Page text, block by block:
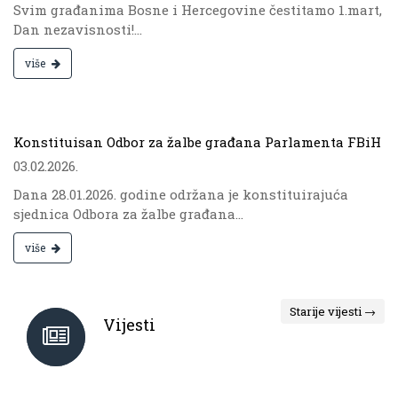
Svim građanima Bosne i Hercegovine čestitamo 1.mart,
Dan nezavisnosti!...
više
Konstituisan Odbor za žalbe građana Parlamenta FBiH
03.02.2026.
Dana 28.01.2026. godine održana je konstituirajuća
sjednica Odbora za žalbe građana...
više
Starije vijesti →
Vijesti